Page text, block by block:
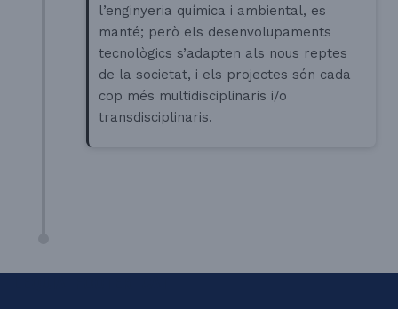
l’enginyeria química i ambiental, es
manté; però els desenvolupaments
tecnològics s’adapten als nous reptes
de la societat, i els projectes són cada
cop més multidisciplinaris i/o
transdisciplinaris.